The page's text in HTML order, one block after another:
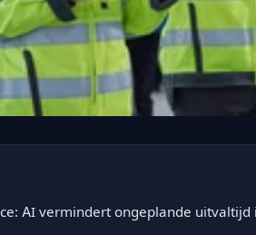
AI vermindert ongeplande